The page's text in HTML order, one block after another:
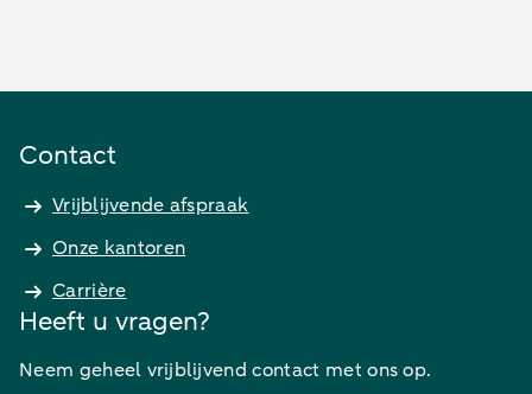
Contact
Vrijblijvende afspraak
Onze kantoren
Carrière
Heeft u vragen?
Neem geheel vrijblijvend contact met ons op.